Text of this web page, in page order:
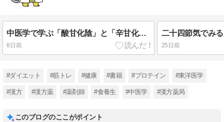
中医学で学ぶ「酸甘化陰」と「辛甘化陽」｜味の組み合わせに込められた養生の知恵
8日前 25日前
#ダイエット #筋トレ #健康 #書籍 #プロテイン #東洋医学
#漢方 #漢方薬 #薬剤師 #食養生 #中医学 #漢方薬局
このブログのここがポイント